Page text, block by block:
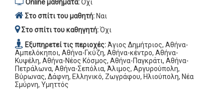
Online μαθήματα:Όχι
Στο σπίτι του μαθητή: Ναι
Στο σπίτι του καθηγητή:Όχι
Εξυπηρετεί τις περιοχές:Άγιος Δημήτριος, Αθήνα-
Αμπελόκηποι, Αθήνα-Γκύζη, Αθήνα-κέντρο, Αθήνα-
Κυψέλη, Αθήνα-Νέος Κόσμος, Αθήνα-Παγκράτι, Αθήνα-
Πετράλωνα, Αθήνα-Σεπόλια, Άλιμος, Αργυρούπολη,
Βύρωνας, Δάφνη, Ελληνικό, Ζωγράφου, Ηλιούπολη, Νέα
Σμύρνη, Υμηττός